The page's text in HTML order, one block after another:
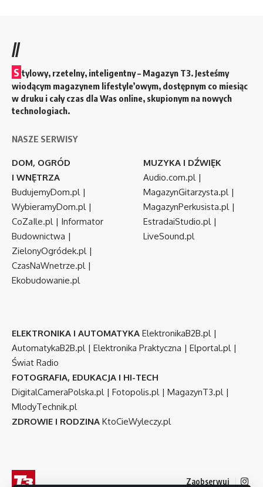
//
S tylowy, rzetelny, inteligentny – Magazyn T3. Jesteśmy
wiodącym magazynem lifestyle’owym, dostępnym co miesiąc
w druku i cały czas dla Was online, skupionym na nowych
technologiach.
NASZE SERWISY
DOM, OGRÓD
I WNĘTRZA
BudujemyDom.pl|
WybieramyDom.pl|
CoZaIle.pl| Informator
Budownictwa |
ZielonyOgródek.pl|
CzasNaWnetrze.pl|
Ekobudowanie.pl
MUZYKA I DŹWIĘK
Audio.com.pl|
MagazynGitarzysta.pl|
MagazynPerkusista.pl|
EstradaiStudio.pl|
LiveSound.pl
ELEKTRONIKA I AUTOMATYKA ElektronikaB2B.pl|
AutomatykaB2B.pl| Elektronika Praktyczna | Elportal.pl|
Świat Radio
FOTOGRAFIA, EDUKACJA I HI-TECH
DigitalCameraPolska.pl| Fotopolis.pl| MagazynT3.pl|
MlodyTechnik.pl
ZDROWIE I RODZINA KtoCieWyleczy.pl
Zaobserwuj